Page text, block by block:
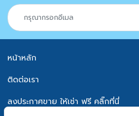
หน้าหลัก
ติดต่อเรา
ลงประกาศขาย ให้เช่า ฟรี คลิ๊กที่นี่